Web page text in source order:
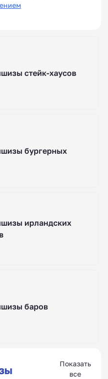
стейк-хаусов
бургерных
ирландских
баров
Показать
все